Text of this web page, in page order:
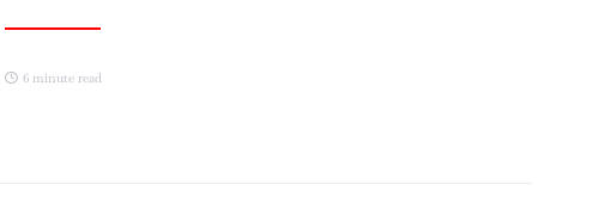
6 minute read